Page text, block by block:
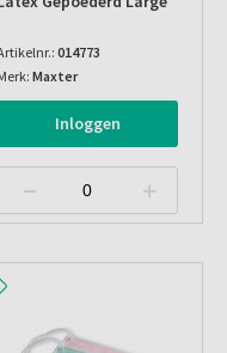
014773
Maxter
Inloggen